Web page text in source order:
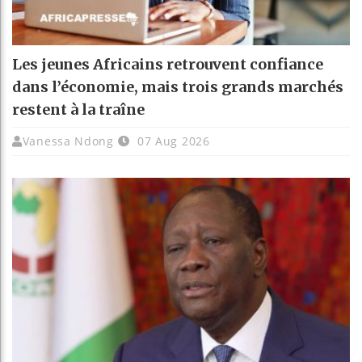
Les jeunes Africains retrouvent confiance
dans l’économie, mais trois grands marchés
restent à la traîne
Vanessa Ndong 07 Aug 2026